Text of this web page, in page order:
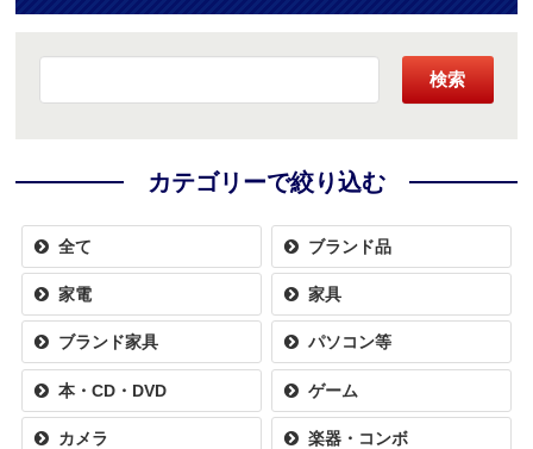
検索
カテゴリーで絞り込む
全て ブランド品
家電 家具
ブランド家具 パソコン等
本・CD・DVD ゲーム
カメラ 楽器・コンボ